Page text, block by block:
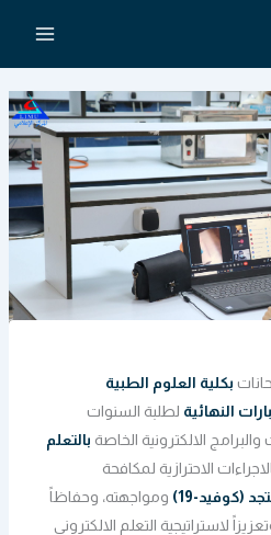
بكلية العلوم الطبية
النهائية لطلبة السنوات
الالكترونية الخاصة بالتعلم
الاحترازية لمكافحة
(كوفيد-19)
ومواجهته، وحفاظاً
لاستراتيجية التعلم الالكتروني